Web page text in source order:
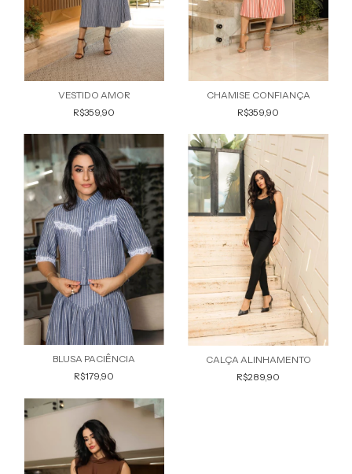
VESTIDO AMOR
R$359,90
CHAMISE CONFIANÇA
R$359,90
BLUSA PACIÊNCIA
R$179,90
CALÇA ALINHAMENTO
R$289,90